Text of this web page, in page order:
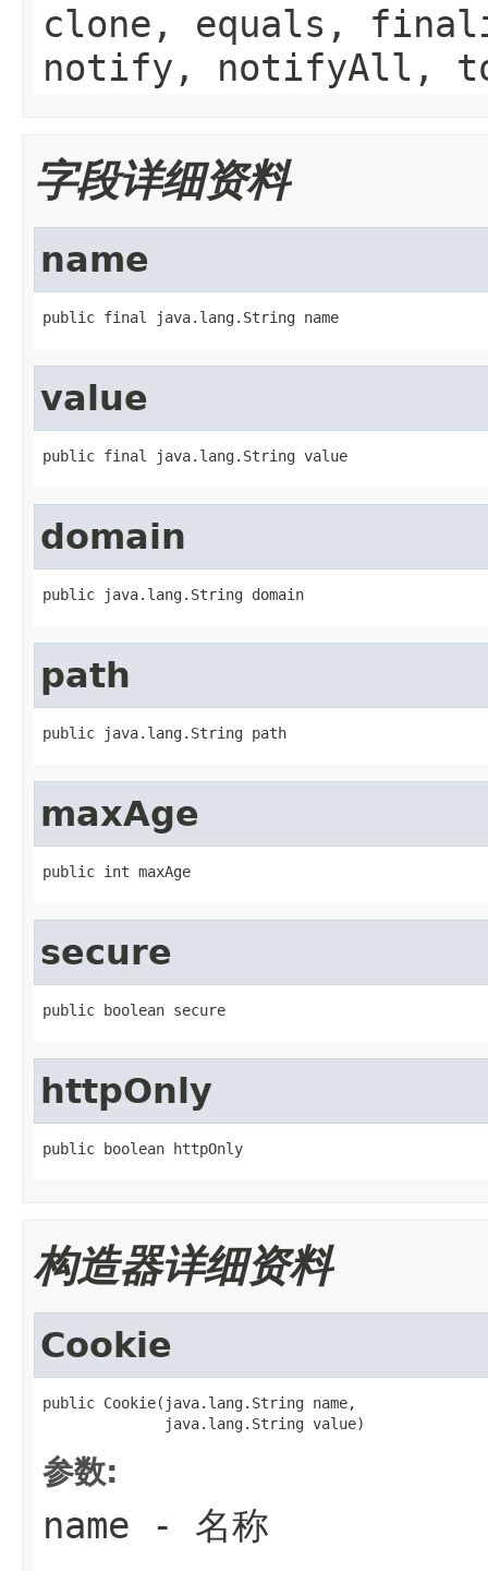
clone, equals,
notify, notifyAll,
字段详细资料
name
public final java.lang.String name
value
public final java.lang.String value
domain
public java.lang.String domain
path
public java.lang.String path
maxAge
public int maxAge
secure
public boolean secure
httpOnly
public boolean httpOnly
构造器详细资料
Cookie
public Cookie(java.lang.String name,
              java.lang.String value)
参数:
name - 名称